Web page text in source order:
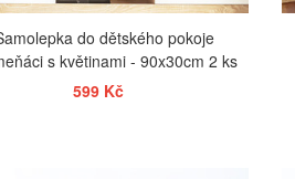
do dětského pokoje
s květinami - 90x30cm 2 ks
599 Kč